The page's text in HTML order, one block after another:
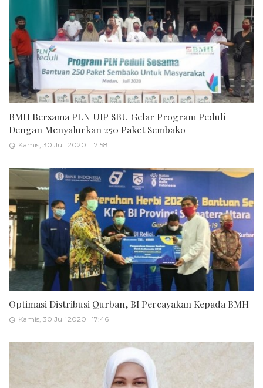
BMH Bersama PLN UIP SBU Gelar Program Peduli
Dengan Menyalurkan 250 Paket Sembako
Kamis, 30 Juli 2020 | 17:58
Optimasi Distribusi Qurban, BI Percayakan Kepada BMH
Kamis, 30 Juli 2020 | 17:46